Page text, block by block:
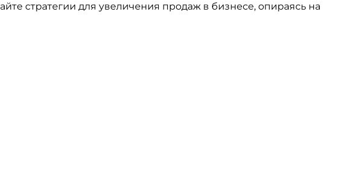
стратегии для увеличения продаж в бизнесе, опираясь на